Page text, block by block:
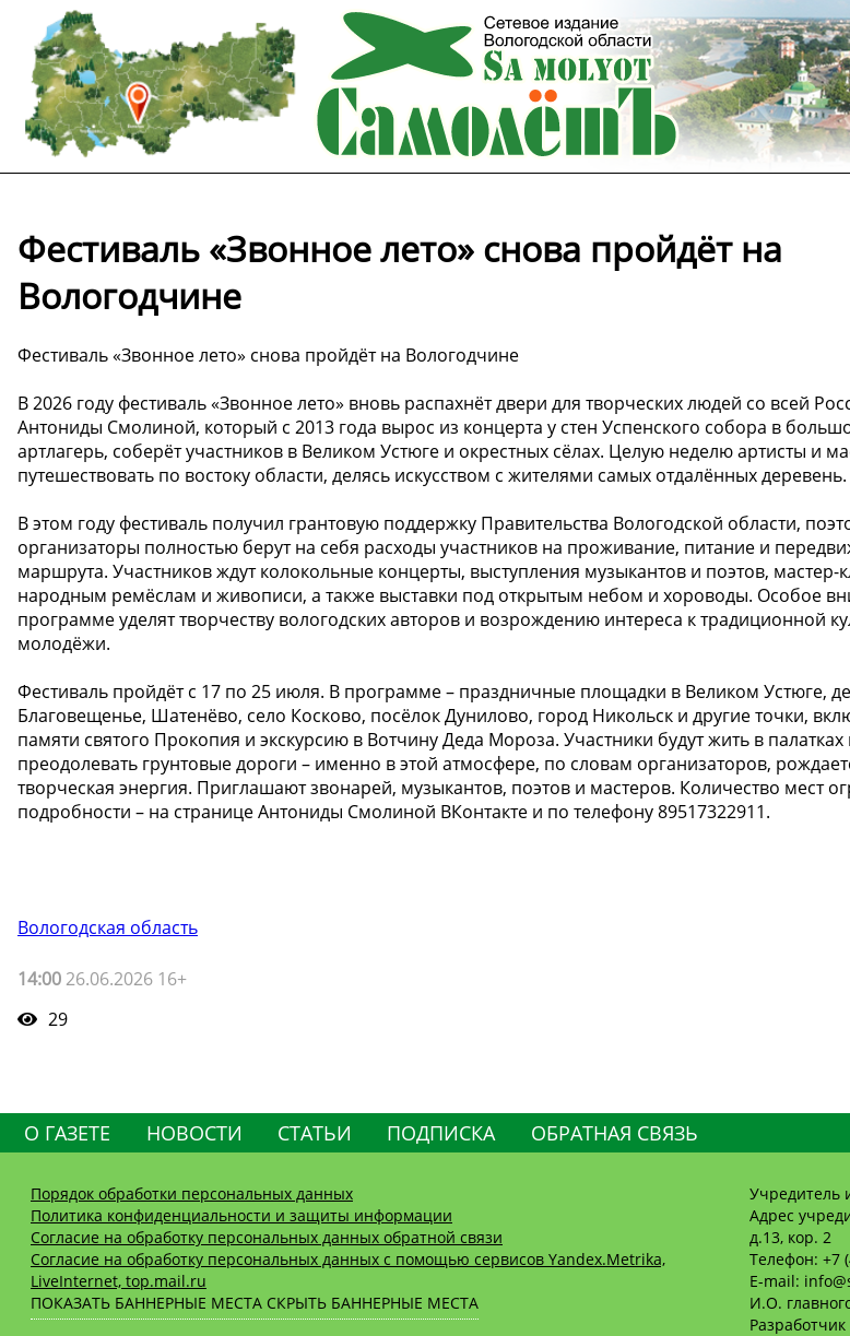
Фестиваль «Звонное лето» снова пройдёт на
Вологодчине
Фестиваль «Звонное лето» снова пройдёт на Вологодчине
В 2026 году фестиваль «Звонное лето» вновь распахнёт двери для творческих людей со всей
Антониды Смолиной, который с 2013 года вырос из концерта у стен Успенского собора в
артлагерь, соберёт участников в Великом Устюге и окрестных сёлах. Целую неделю артисты и
путешествовать по востоку области, делясь искусством с жителями самых отдалённых деревень.
В этом году фестиваль получил грантовую поддержку Правительства Вологодской области,
организаторы полностью берут на себя расходы участников на проживание, питание и
маршрута. Участников ждут колокольные концерты, выступления музыкантов и поэтов, мастер-
народным ремёслам и живописи, а также выставки под открытым небом и хороводы. Особое
программе уделят творчеству вологодских авторов и возрождению интереса к традиционной
молодёжи.
Фестиваль пройдёт с 17 по 25 июля. В программе – праздничные площадки в Великом Устюге,
Благовещенье, Шатенёво, село Косково, посёлок Дунилово, город Никольск и другие точки,
памяти святого Прокопия и экскурсию в Вотчину Деда Мороза. Участники будут жить в палатках
преодолевать грунтовые дороги – именно в этой атмосфере, по словам организаторов,
творческая энергия. Приглашают звонарей, музыкантов, поэтов и мастеров. Количество мест
подробности – на странице Антониды Смолиной ВКонтакте и по телефону 89517322911.
Вологодская область
14:00 26.06.2026 16+
29
О ГАЗЕТЕ НОВОСТИ СТАТЬИ ПОДПИСКА ОБРАТНАЯ СВЯЗЬ
Порядок обработки персональных данных
Политика конфиденциальности и защиты информации
Согласие на обработку персональных данных обратной связи
Согласие на обработку персональных данных с помощью сервисов Yandex.Metrika,
LiveInternet, top.mail.ru
ПОКАЗАТЬ БАННЕРНЫЕ МЕСТА СКРЫТЬ БАННЕРНЫЕ МЕСТА
Учредитель
Адрес
д.13, кор. 2
Телефон: +7
E-mail:
И.О.
Разработчик